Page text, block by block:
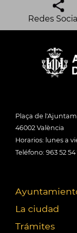
Redes
Plaça de
46002 València
Horarios: lunes a
Teléfono: 963 52 54
La ciudad
Trámites